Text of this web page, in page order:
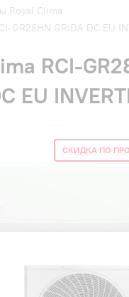
оплата
сервис
Royal Clima
GR28HN GRIDA DC EU
RCI-
EU
СКИДКА ПО